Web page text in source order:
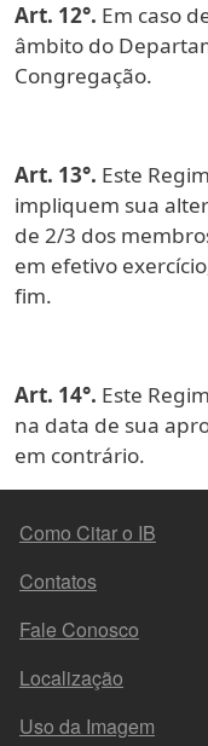
Art. 12°. Em caso
âmbito do
Congregação.
Art. 13°. Este
impliquem sua
de 2/3 dos
em efetivo
fim.
Art. 14°. Este
na data de sua
em contrário.
MENU DO RODAPÉ
Como Citar o IB
Contatos
Fale Conosco
Localização
Uso da Imagem